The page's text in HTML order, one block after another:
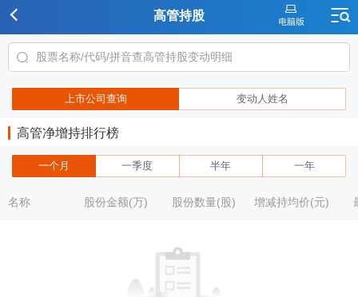
高管持股
上市公司查询 变动人姓名
高管净增持排行榜
一个月 一季度 半年 一年
名称 股份金额(万) 股份数量(股) 增减持均价(元)